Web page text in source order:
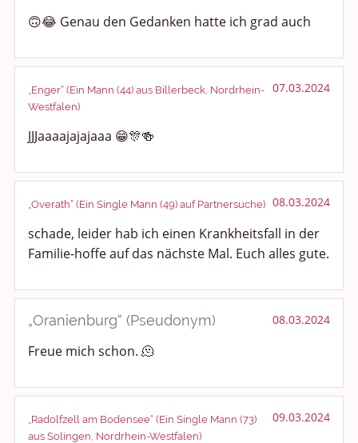
🙃😂 Genau den Gedanken hatte ich grad auch
„Enger“ (Ein Mann (44) aus Billerbeck, Nordrhein-
Westfalen)
07.03.2024
JJJaaaajajajaaa 😁🎊🍻
„Overath“ (Ein Single Mann (49) auf Partnersuche) 08.03.2024
schade, leider hab ich einen Krankheitsfall in der
Familie-hoffe auf das nächste Mal. Euch alles gute.
„Oranienburg“ (Pseudonym) 08.03.2024
Freue mich schon. 🫠
„Radolfzell am Bodensee“ (Ein Single Mann (73)
aus Solingen, Nordrhein-Westfalen)
09.03.2024